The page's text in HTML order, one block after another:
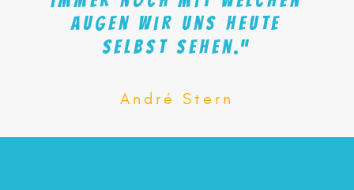
Augen wir uns heute
selbst sehen.“
André Stern